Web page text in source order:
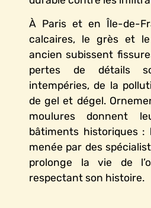
À Paris et en Île-de-
calcaires, le grès et
ancien subissent
pertes de détails
intempéries, de la
de gel et dégel.
moulures donnent
bâtiments historiques :
menée par des
prolonge la vie de
respectant son histoire.